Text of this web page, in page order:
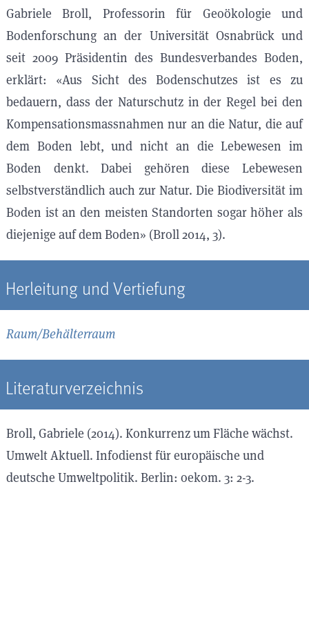
Gabriele Broll, Professorin für Geoökologie und
Bodenforschung an der Universität Osnabrück und
seit 2009 Präsidentin des Bundesverbandes Boden,
erklärt: «Aus Sicht des Bodenschutzes ist es zu
bedauern, dass der Naturschutz in der Regel bei den
Kompensationsmassnahmen nur an die Natur, die auf
dem Boden lebt, und nicht an die Lebewesen im
Boden denkt. Dabei gehören diese Lebewesen
selbstverständlich auch zur Natur. Die Biodiversität im
Boden ist an den meisten Standorten sogar höher als
diejenige auf dem Boden» (Broll 2014, 3).
Herleitung und Vertiefung
Raum/Behälterraum
Literaturverzeichnis
Broll, Gabriele (2014). Konkurrenz um Fläche wächst.
Umwelt Aktuell. Infodienst für europäische und
deutsche Umweltpolitik. Berlin: oekom. 3: 2-3.